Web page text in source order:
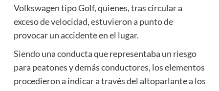
Volkswagen tipo Golf, quienes, tras circular a
exceso de velocidad, estuvieron a punto de
provocar un accidente en el lugar.
Siendo una conducta que representaba un riesgo
para peatones y demás conductores, los elementos
procedieron a indicar a través del altoparlante a los